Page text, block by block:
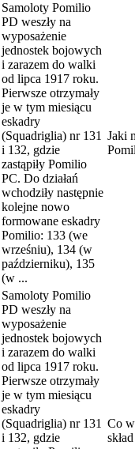
Samoloty Pomilio
PD weszły na
wyposażenie
jednostek bojowych
i zarazem do walki
od lipca 1917 roku.
Pierwsze otrzymały
je w tym miesiącu
eskadry
(Squadriglia) nr 131
i 132, gdzie
zastąpiły Pomilio
PC. Do działań
wchodziły następnie
kolejne nowo
formowane eskadry
Pomilio: 133 (we
wrześniu), 134 (w
październiku), 135
(w ...
Jaki
Samoloty Pomilio
PD weszły na
wyposażenie
jednostek bojowych
i zarazem do walki
od lipca 1917 roku.
Pierwsze otrzymały
je w tym miesiącu
eskadry
(Squadriglia) nr 131
i 132, gdzie
Co